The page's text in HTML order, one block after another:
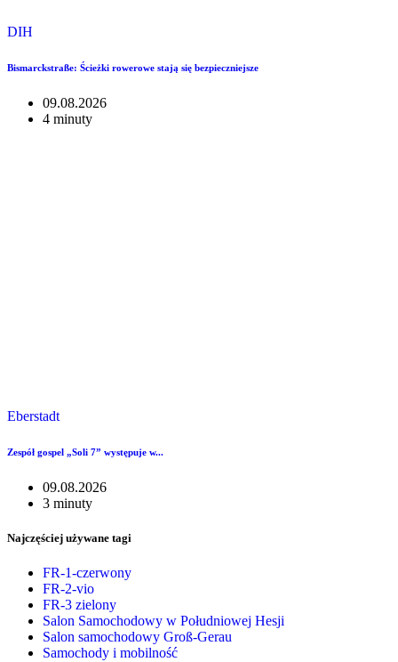
DIH
Bismarckstraße: Ścieżki rowerowe stają się bezpieczniejsze
09.08.2026
4 minuty
Eberstadt
Zespół gospel „Soli 7” występuje w...
09.08.2026
3 minuty
Najczęściej używane tagi
FR-1-czerwony
FR-2-vio
FR-3 zielony
Salon Samochodowy w Południowej Hesji
Salon samochodowy Groß-Gerau
Samochody i mobilność